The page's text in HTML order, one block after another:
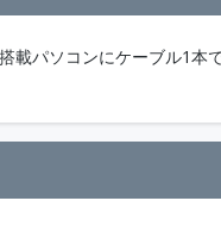
載パソコンにケーブル1本